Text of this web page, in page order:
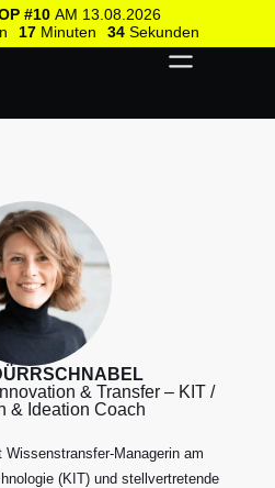
#10 AM 13.08.2026
17 Minuten 34 Sekunden
& Transfer – KIT /
& Ideation Coach
Wissenstransfer-Managerin am
(KIT) und stellvertretende